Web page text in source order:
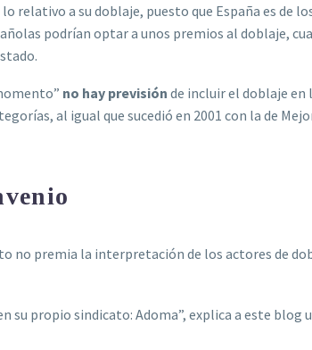
a su doblaje, puesto que España es de
podrían optar a unos premios al doblaje,
no hay previsión de incluir el doblaje en
al igual que sucedió en 2001 con la de
no premia la interpretación de los actores de
propio sindicato: Adoma”, explica a este blog